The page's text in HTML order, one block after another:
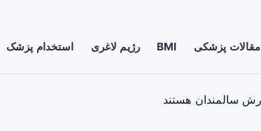
مقالات پزشکی BMI رژیم لاغری استخدام پزشک
سالمندان هستند